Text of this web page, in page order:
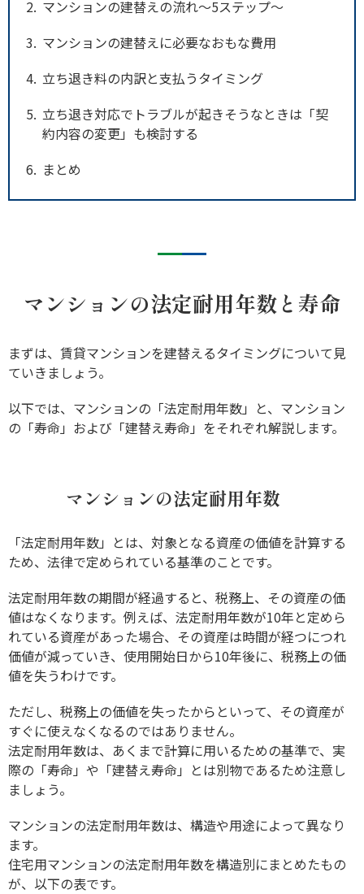
2 マンションの建替えの流れ～5ステップ～
3 マンションの建替えに必要なおもな費用
4 立ち退き料の内訳と支払うタイミング
5 立ち退き対応でトラブルが起きそうなときは「契
約内容の変更」も検討する
6
まとめ
マンションの法定耐用年数と寿命
まずは、賃貸マンションを建替えるタイミングについて見
ていきましょう。
以下では、マンションの「法定耐用年数」と、マンション
の「寿命」および「建替え寿命」をそれぞれ解説します。
マンションの法定耐用年数
「法定耐用年数」とは、対象となる資産の価値を計算する
ため、法律で定められている基準のことです。
法定耐用年数の期間が経過すると、税務上、その資産の価
値はなくなります。例えば、法定耐用年数が10年と定めら
れている資産があった場合、その資産は時間が経つにつれ
価値が減っていき、使用開始日から10年後に、税務上の価
値を失うわけです。
ただし、税務上の価値を失ったからといって、その資産が
すぐに使えなくなるのではありません。
法定耐用年数は、あくまで計算に用いるための基準で、実
際の「寿命」や「建替え寿命」とは別物であるため注意し
ましょう。
マンションの法定耐用年数は、構造や用途によって異なり
ます。
住宅用マンションの法定耐用年数を構造別にまとめたもの
が、以下の表です。